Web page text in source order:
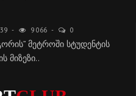
9 066 0
მეტროში სტუდენტის
მიზეზი..